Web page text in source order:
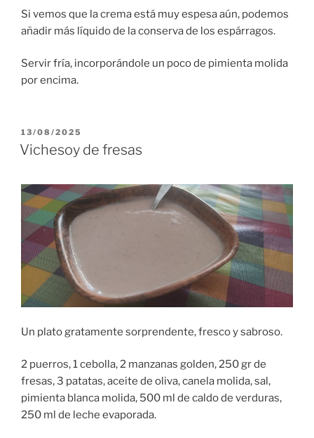
Si vemos que la crema está muy espesa aún, podemos
añadir más líquido de la conserva de los espárragos.
Servir fría, incorporándole un poco de pimienta molida
por encima.
PUBLICADO
EL
13/08/2025
Vichesoy de fresas
Un plato gratamente sorprendente, fresco y sabroso.
2 puerros, 1 cebolla, 2 manzanas golden, 250 gr de
fresas, 3 patatas, aceite de oliva, canela molida, sal,
pimienta blanca molida, 500 ml de caldo de verduras,
250 ml de leche evaporada.